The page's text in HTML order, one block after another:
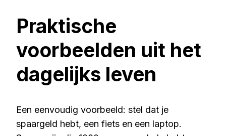
Praktische
voorbeelden uit het
dagelijks leven
Een eenvoudig voorbeeld: stel dat je
spaargeld hebt, een fiets en een laptop.